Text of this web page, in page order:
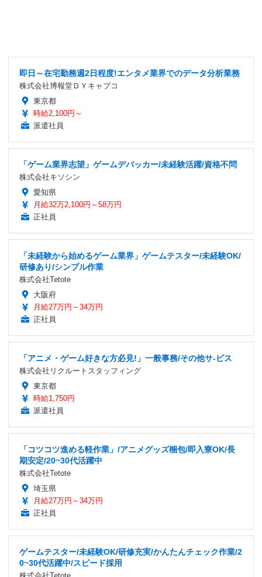
即日～在宅勤務週2日程度!エンタメ業界でのデータ分析業務
株式会社博報堂ＤＹキャプコ
東京都
時給2,100円～
派遣社員
「ゲーム業界志望」ゲームデバッカー/未経験活躍/資格不問
株式会社キソシン
愛知県
月給32万2,100円～58万円
正社員
「未経験から始めるゲーム業界」ゲームテスター/未経験OK/
研修あり/シンプル作業
株式会社Tetote
大阪府
月給27万円～34万円
正社員
「アニメ・ゲーム好きな方必見!」一般事務/その他サ-ビス
株式会社リクルートスタッフィング
東京都
時給1,750円
派遣社員
「コツコツ進める軽作業」/アニメグッズ梱包/即入寮OK/長
期安定/20~30代活躍中
株式会社Tetote
埼玉県
月給27万円～34万円
正社員
ゲームテスター/未経験OK/研修充実/かんたんチェック作業/2
0~30代活躍中/スピード採用